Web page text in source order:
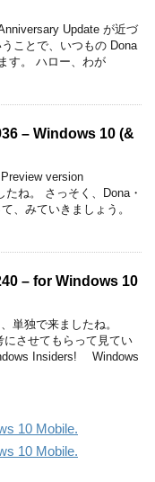
Update が近づ
ことで、いつもの Dona
す。 ハロー、わが
– Windows 10 (&
version
ね。 さっそく、Dona・
、みていきましょう。
– for Windows 10
単独で来ましたね。
にさせてもらって見てい
Insiders! Windows
10 Mobile.
10 Mobile.